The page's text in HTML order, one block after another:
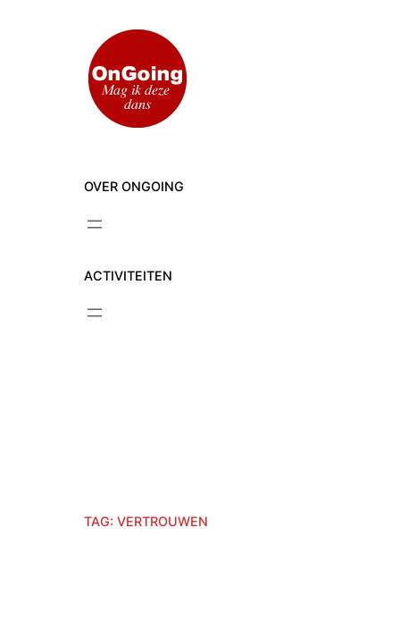
OVER ONGOING
ACTIVITEITEN
TAG:VERTROUWEN